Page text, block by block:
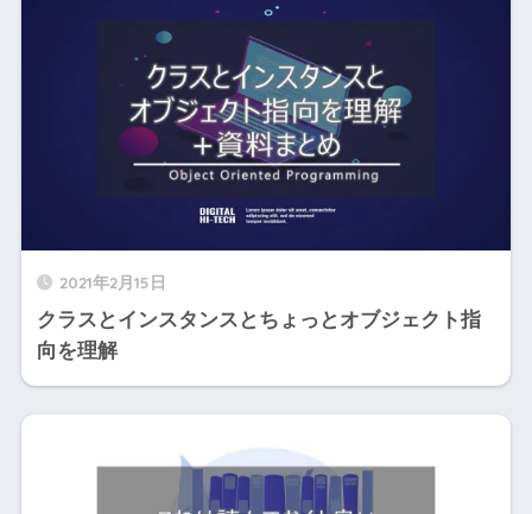
2021年2月15日
クラスとインスタンスとちょっとオブジェクト指
向を理解